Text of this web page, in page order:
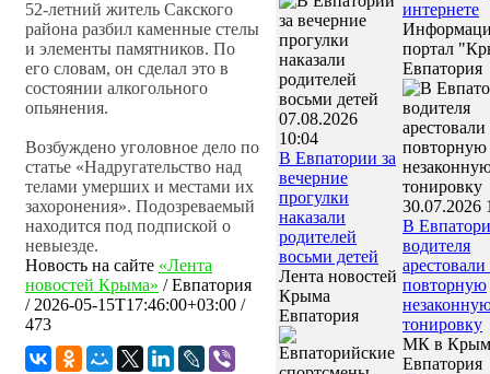
52-летний житель Сакского
района разбил каменные стелы
и элементы памятников. По
его словам, он сделал это в
состоянии алкогольного
опьянения.
Возбуждено уголовное дело по
статье «Надругательство над
телами умерших и местами их
захоронения». Подозреваемый
находится под подпиской о
невыезде.
Новость на сайте «Лента
новостей Крыма» /Евпатория
/ 2026-05-15T17:46:00+03:00 /
473
07.08.2026
10:04
В Евпатории за
вечерние
прогулки
наказали
родителей
восьми детей
Лента новостей
Крыма
Евпатория
интернете
портал
Евпатория
30.07.2026
В
водителя
арестовали
повторную
тонировку
МК в
Евпатория